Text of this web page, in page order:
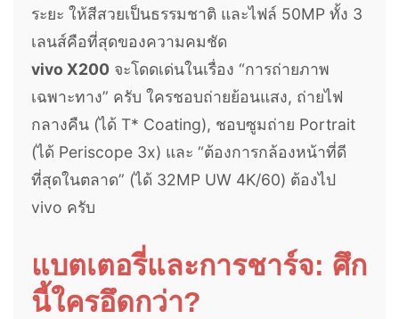
ระยะ ให้สีสวยเป็นธรรมชาติ และไฟล์ 50MP ทั้ง 3
เลนส์คือที่สุดของความคมชัด
vivo X200 จะโดดเด่นในเรื่อง “การถ่ายภาพ
เฉพาะทาง” ครับ ใครชอบถ่ายย้อนแสง, ถ่ายไฟ
กลางคืน (ได้ T* Coating), ชอบซูมถ่าย Portrait
(ได้ Periscope 3x) และ “ต้องการกล้องหน้าที่ดี
ที่สุดในตลาด” (ได้ 32MP UW 4K/60) ต้องไป
vivo ครับ
แบตเตอรี่และการชาร์จ: ศึก
นี้ใครอึดกว่า?